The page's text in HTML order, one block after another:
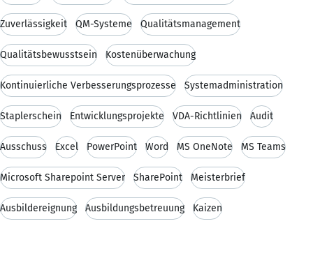
Zuverlässigkeit QM-Systeme Qualitätsmanagement
Qualitätsbewusstsein Kostenüberwachung
Kontinuierliche Verbesserungsprozesse Systemadministration
Staplerschein Entwicklungsprojekte VDA-Richtlinien Audit
Ausschuss Excel PowerPoint Word MS OneNote MS Teams
Microsoft Sharepoint Server SharePoint Meisterbrief
Ausbildereignung Ausbildungsbetreuung Kaizen